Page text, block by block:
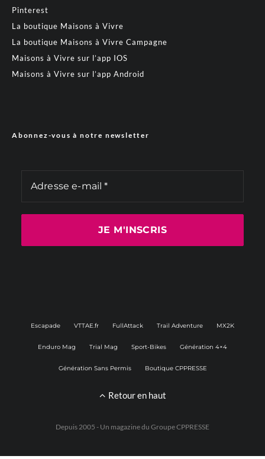
Pinterest
La boutique Maisons à Vivre
La boutique Maisons à Vivre Campagne
Maisons à Vivre sur l’app IOS
Maisons à Vivre sur l’app Android
Abonnez-vous à notre newsletter
Escapade VTTAE.fr FullAttack Trail Adventure MX2K
Enduro Mag Trial Mag Sport-Bikes Génération 4×4
Génération Sans Permis Boutique CPPRESSE
Retour en haut
Depuis 2005 - Un magazine du Groupe CPPRESSE